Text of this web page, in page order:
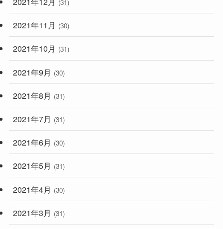
(31)
2021年11月 (30)
2021年10月 (31)
2021年9月 (30)
2021年8月 (31)
2021年7月 (31)
2021年6月 (30)
2021年5月 (31)
2021年4月 (30)
2021年3月 (31)